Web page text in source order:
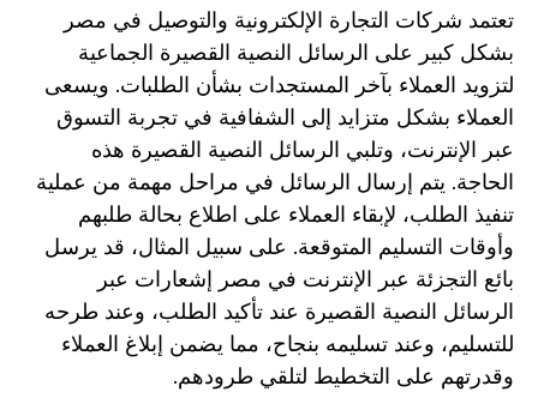
تعتمد شركات التجارة الإلكترونية والتوصيل في مصر
بشكل كبير على الرسائل النصية القصيرة الجماعية
لتزويد العملاء بآخر المستجدات بشأن الطلبات. ويسعى
العملاء بشكل متزايد إلى الشفافية في تجربة التسوق
عبر الإنترنت، وتلبي الرسائل النصية القصيرة هذه
الحاجة. يتم إرسال الرسائل في مراحل مهمة من عملية
تنفيذ الطلب، لإبقاء العملاء على اطلاع بحالة طلبهم
وأوقات التسليم المتوقعة. على سبيل المثال، قد يرسل
بائع التجزئة عبر الإنترنت في مصر إشعارات عبر
الرسائل النصية القصيرة عند تأكيد الطلب، وعند طرحه
للتسليم، وعند تسليمه بنجاح، مما يضمن إبلاغ العملاء
وقدرتهم على التخطيط لتلقي طرودهم.